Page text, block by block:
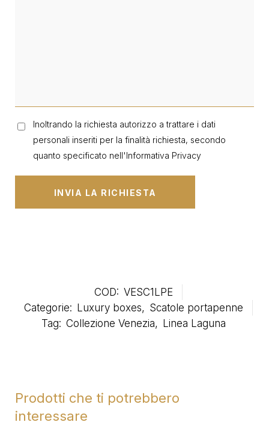
Inoltrando la richiesta autorizzo a trattare i dati
personali inseriti per la finalità richiesta, secondo
quanto specificato nell'Informativa Privacy
COD: VESC1LPE
Categorie: Luxury boxes, Scatole portapenne
Tag: Collezione Venezia, Linea Laguna
Prodotti che ti potrebbero
interessare